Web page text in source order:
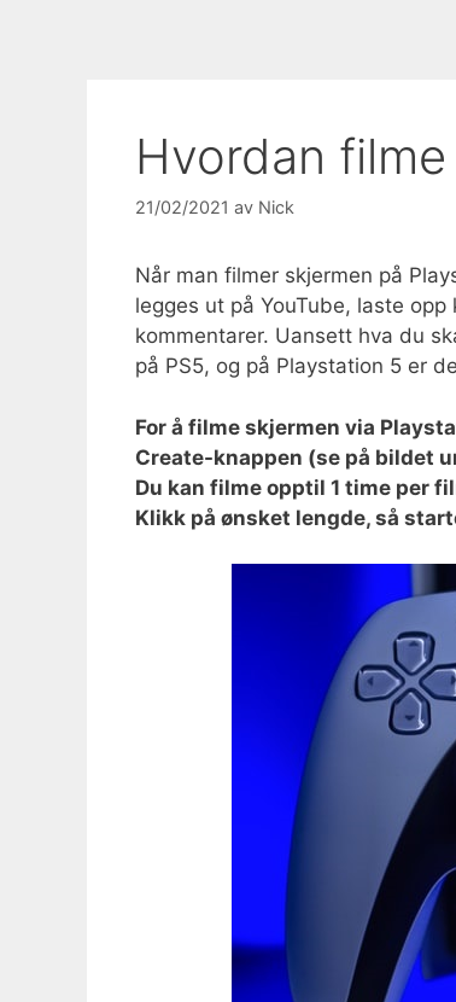
Hvordan
21/02/2021 av Nick
Når man filmer skjermen på
legges ut på YouTube, laste
kommentarer. Uansett hva du
på PS5, og på Playstation 5 er
For å filme skjermen via
Create-knappen (se på bildet
Du kan filme opptil 1 time per
Klikk på ønsket lengde, så